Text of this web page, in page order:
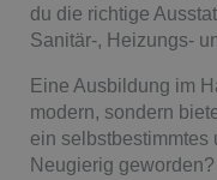
du die richtige
Sanitär-, Heizungs-
Eine Ausbildung im
modern, sondern
ein selbstbestimmtes
Neugierig